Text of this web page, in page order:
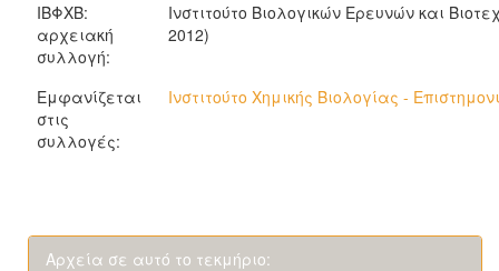
ΙΒΦΧΒ:
αρχειακή
συλλογή:
Ινστιτούτο Βιολογικών Ερευνών και
2012)
Εμφανίζεται
στις
συλλογές:
Ινστιτούτο Χημικής Βιολογίας -
Αρχεία σε αυτό το τεκμήριο: